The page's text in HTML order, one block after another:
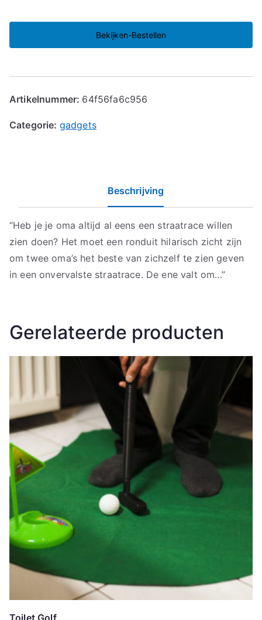
Bekijken-Bestellen
Artikelnummer: 64f56fa6c956
Categorie: gadgets
Beschrijving
“Heb je je oma altijd al eens een straatrace willen
zien doen? Het moet een ronduit hilarisch zicht zijn
om twee oma’s het beste van zichzelf te zien geven
in een onvervalste straatrace. De ene valt om…”
Gerelateerde producten